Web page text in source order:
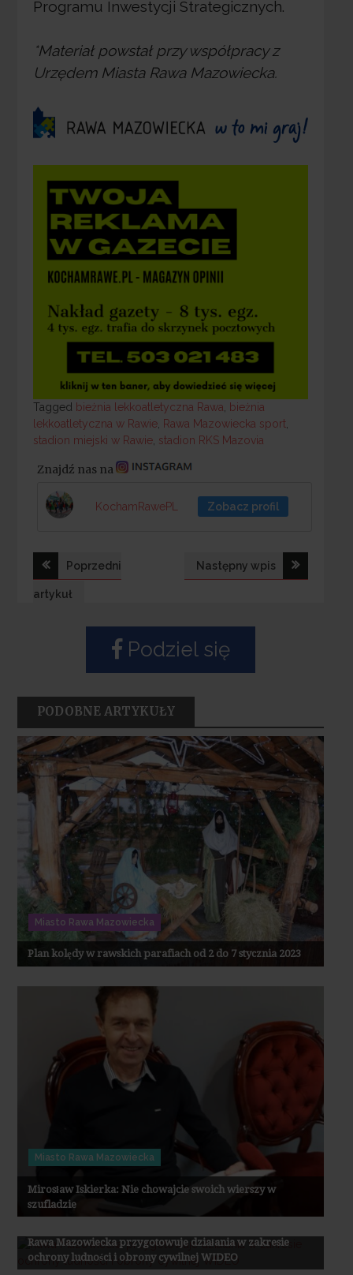
Programu Inwestycji Strategicznych.
*Materiał powstał przy współpracy z
Urzędem Miasta Rawa Mazowiecka.
Tagged
Tagged bieżnia lekkoatletyczna Rawa
bieżnia
lekkoatletyczna w Rawie, Rawa Mazowiecka sport,
stadion miejski w Rawie, stadion RKS Mazovia
Znajdź nas na
KochamRawePL Zobacz profil
Nawigacja
wpisu
Poprzedni
artykuł
Następny wpis
Podziel się
PODOBNE ARTYKUŁY
Miasto Rawa Mazowiecka
Plan kolędy w rawskich parafiach od 2 do 7 stycznia 2023
Miasto Rawa Mazowiecka
Mirosław Iskierka: Nie chowajcie swoich wierszy w
szufladzie
Miasto Rawa Mazowiecka
Rawa Mazowiecka przygotowuje działania w zakresie
ochrony ludności i obrony cywilnej WIDEO